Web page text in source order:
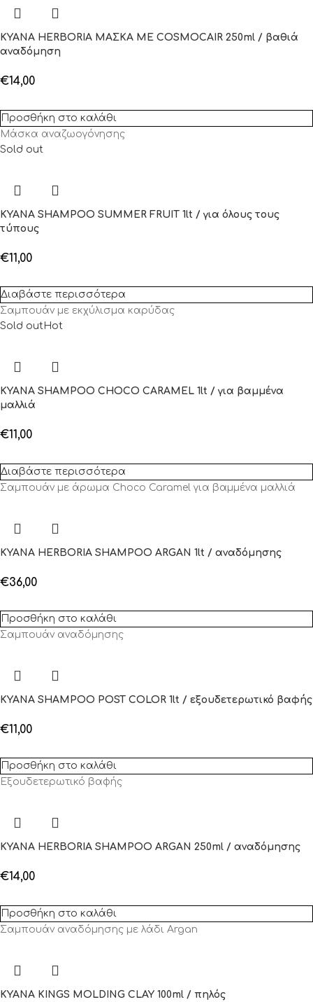
KYANA HERBORIA ΜΑΣΚΑ ΜΕ COSMOCAIR 250ml / βαθιά
αναδόμηση
€14,00
Προσθήκη στο καλάθι
Μάσκα αναζωογόνησης
Sold out
KYANA SHAMPOO SUMMER FRUIT 1lt / για όλους τους
τύπους
€11,00
Διαβάστε περισσότερα
Σαμπουάν με εκχύλισμα καρύδας
Sold outHot
KYANA SHAMPOO CHOCO CARAMEL 1lt / για βαμμένα
μαλλιά
€11,00
Διαβάστε περισσότερα
Σαμπουάν με άρωμα Choco Caramel για βαμμένα μαλλιά
KYANA HERBORIA SHAMPOO ARGAN 1lt / αναδόμησης
€36,00
Προσθήκη στο καλάθι
Σαμπουάν αναδόμησης
KYANA SHAMPOO POST COLOR 1lt / εξουδετερωτικό βαφής
€11,00
Προσθήκη στο καλάθι
Εξουδετερωτικό βαφής
KYANA HERBORIA SHAMPOO ARGAN 250ml / αναδόμησης
€14,00
Προσθήκη στο καλάθι
Σαμπουάν αναδόμησης με λάδι Argan
KYANA KINGS MOLDING CLAY 100ml / πηλός